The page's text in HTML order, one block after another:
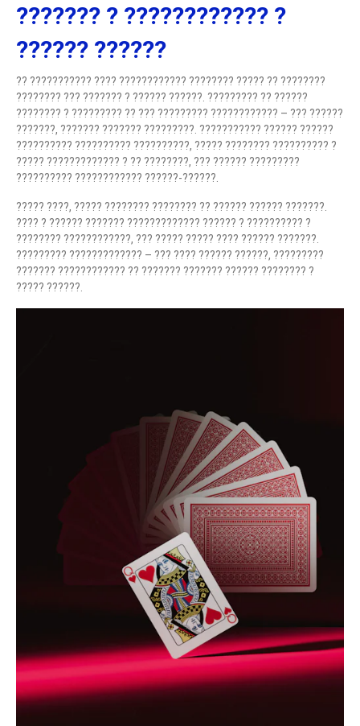
??????? ? ???????????? ?
?????? ??????
?? ??????????? ???? ???????????? ???????? ????? ?? ????????
???????? ??? ??????? ? ?????? ??????. ????????? ?? ??????
???????? ? ????????? ?? ??? ????????? ???????????? – ??? ??????
???????, ??????? ??????? ?????????. ??????????? ?????? ??????
?????????? ?????????? ??????????, ????? ???????? ?????????? ?
????? ????????????? ? ?? ????????, ??? ?????? ?????????
?????????? ???????????? ??????-??????.
????? ????, ????? ???????? ???????? ?? ?????? ?????? ???????.
???? ? ?????? ??????? ????????????? ?????? ? ?????????? ?
???????? ????????????, ??? ????? ????? ???? ?????? ???????.
????????? ????????????? – ??? ???? ?????? ??????, ?????????
??????? ???????????? ?? ??????? ??????? ?????? ???????? ?
????? ??????.